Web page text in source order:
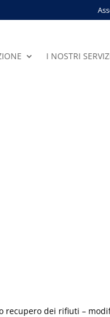
I NOSTRI
recupero dei rifiuti –